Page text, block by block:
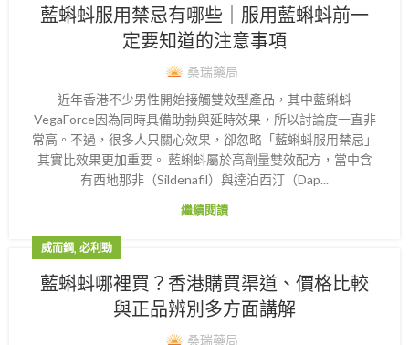
藍蝌蚪服用禁忌有哪些｜服用藍蝌蚪前一
定要知道的注意事項
桑瑞藥局
近年香港不少男性開始接觸雙效型產品，其中藍蝌蚪
VegaForce因為同時具備助勃與延時效果，所以討論度一直非
常高。不過，很多人只關心效果，卻忽略「藍蝌蚪服用禁忌」
其實比效果更加重要。 藍蝌蚪屬於高劑量雙效配方，當中含
有西地那非（Sildenafil）與達泊西汀（Dap...
繼續閱讀
威而鋼, 必利勁
藍蝌蚪哪裡買？香港購買渠道、價格比較
與正品辨別多方面講解
桑瑞藥局